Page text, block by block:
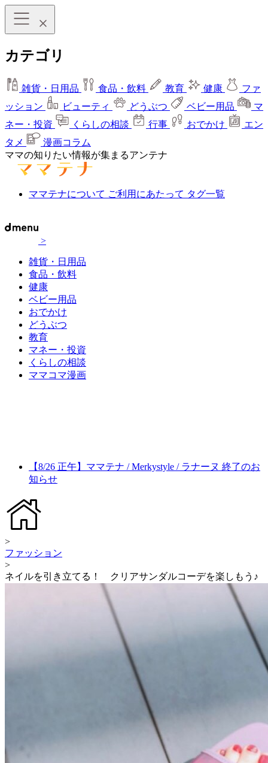
カテゴリ
雑貨・日用品 食品・飲料 教育 健康
ファ
ッション
ビューティ どうぶつ ベビー用品
マ
ネー・投資
くらしの相談 行事 おでかけ
エン
タメ
漫画コラム
ママの知りたい情報が集まるアンテナ
ママテナについて ご利用にあたって タグ一覧
>
雑貨・日用品
食品・飲料
健康
ベビー用品
おでかけ
どうぶつ
教育
マネー・投資
くらしの相談
ママコマ漫画
【8/26 正午】ママテナ / Merkystyle / ラナーヌ 終了のお
知らせ
>
ファッション
>
ネイルを引き立てる！ クリアサンダルコーデを楽しもう♪